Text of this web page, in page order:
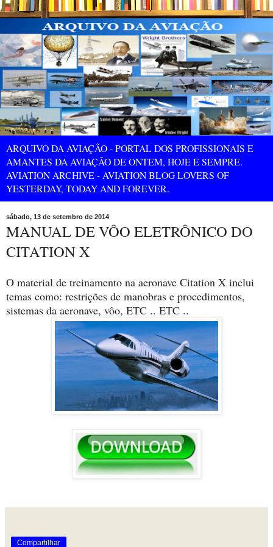
ARQUIVO DA AVIAÇÃO - PORTAL DOS PROFISSIONAIS E
AMANTES DA AVIAÇÃO DE ONTEM, HOJE E SEMPRE.
AVIATION ARCHIVE - AVIATION BLOG LOVERS OF
YESTERDAY, TODAY AND FOREVER.
sábado, 13 de setembro de 2014
MANUAL DE VÔO ELETRÔNICO DO
CITATION X
O material de treinamento na aeronave Citation X inclui
temas como: restrições de manobras e procedimentos,
sistemas da aeronave, vôo, ETC .. ETC ..
Compartilhar